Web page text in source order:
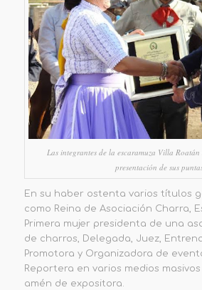
Las integrantes de la escaramuza Villa
presentación de sus
En su haber ostenta varios títulos
como Reina de Asociación Charra,
Primera mujer presidenta de una
de charros, Delegada, Juez,
Promotora y Organizadora de
Reportera en varios medios
amén de expositora.